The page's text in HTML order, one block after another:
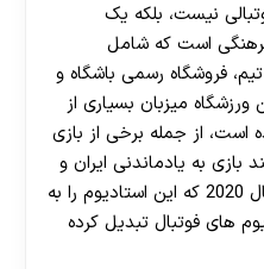
نیست، بلکه یک
است که شامل
فروشگاه رسمی باشگاه و
میزبان بسیاری از
است، از جمله برخی از بازی
جهانی فیفا 2018 مانند بازی به یادماندنی ایران و
مراکش و فینال لیگ اروپا در سال 2020 که این استادیوم را به
های فوتبال تبدیل کرده